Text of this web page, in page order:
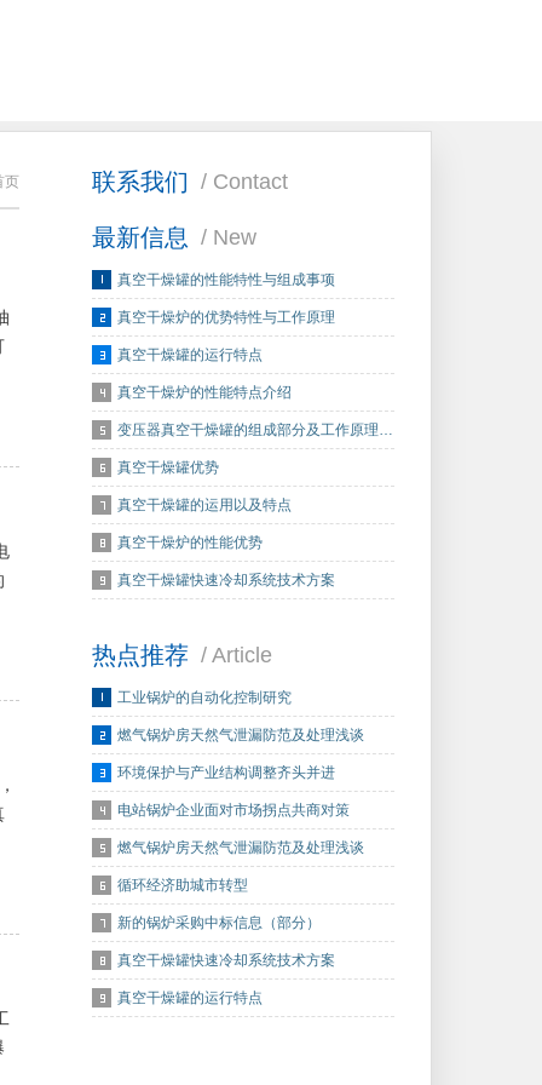
联系我们 / Contact
最新信息 / New
真空干燥罐的性能特性与组成事项
真空干燥炉的优势特性与工作原理
真空干燥罐的运行特点
真空干燥炉的性能特点介绍
变压器真空干燥罐的组成部分及工作原理…
真空干燥罐优势
真空干燥罐的运用以及特点
真空干燥炉的性能优势
真空干燥罐快速冷却系统技术方案
热点推荐 / Article
工业锅炉的自动化控制研究
燃气锅炉房天然气泄漏防范及处理浅谈
环境保护与产业结构调整齐头并进
电站锅炉企业面对市场拐点共商对策
燃气锅炉房天然气泄漏防范及处理浅谈
循环经济助城市转型
新的锅炉采购中标信息（部分）
真空干燥罐快速冷却系统技术方案
真空干燥罐的运行特点
页